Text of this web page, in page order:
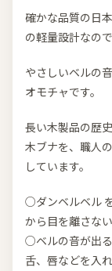
確かな品質の日
の軽量設計なの
やさしいベルの
オモチャです。
長い木製品の歴
木ブナを、職人
しています。
○ダンベルベル
から目を離さな
○ベルの音が出
舌、唇などを入